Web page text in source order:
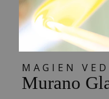
MAGIEN VED
Murano